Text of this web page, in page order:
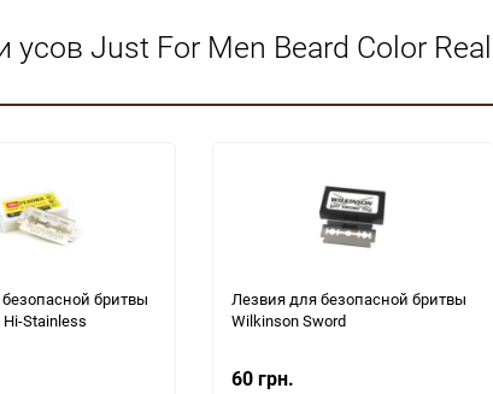
Just For Men Beard Color
бритвы
Stainless
Лезвия для безопасной бритвы
Wilkinson Sword
60 грн.